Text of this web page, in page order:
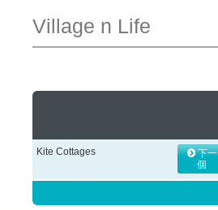
Village n Life
Kite Cottages
下一
個